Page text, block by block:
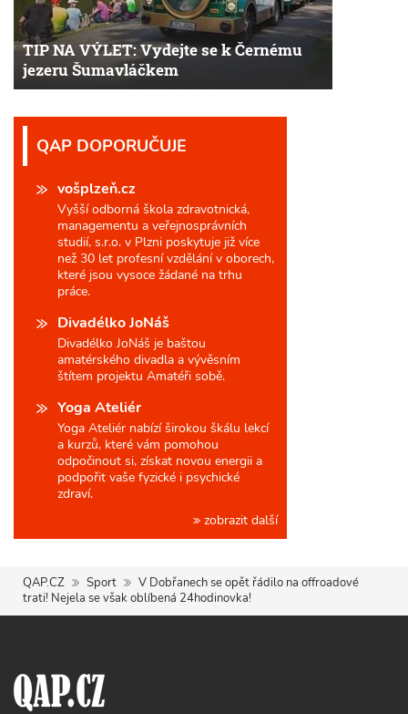
TIP NA VÝLET: Vydejte se k Černému
jezeru Šumavláčkem
QAP DOPORUČUJE
vošplzeň.cz
Vyšší odborná škola zdravotnická,
managementu a veřejnosprávních
studií, s.r.o. v Plzni poskytuje již více
než 30 let profesní vzdělání v oborech,
které jsou vysoce žádané na trhu
práce.
Divadélko JoNáš
Divadélko JoNáš je baštou
amatérského divadla a vývěsním
štítem projektu Amatéři sobě.
Yoga Ateliér
Yoga Ateliér nabízí širokou škálu lekcí
a kurzů, které vám pomohou
odpočinout si, získat novou energii a
podpořit vaše fyzické i psychické
zdraví.
zobrazit další
QAP.CZ Sport
V Dobřanech se opět řádilo na offroadové
trati! Nejela se však oblíbená 24hodinovka!